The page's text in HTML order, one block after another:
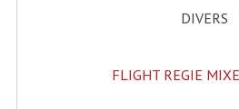
Platines Dvd
DIVERS
FLIGHT REGIE